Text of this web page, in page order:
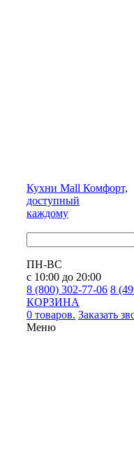
Кухни Mall Комфорт,
доступный
каждому
ПН-ВС
с 10:00 до 20:00
8 (800) 302-77-06 8
КОРЗИНА
0 товаров. Заказать
Меню